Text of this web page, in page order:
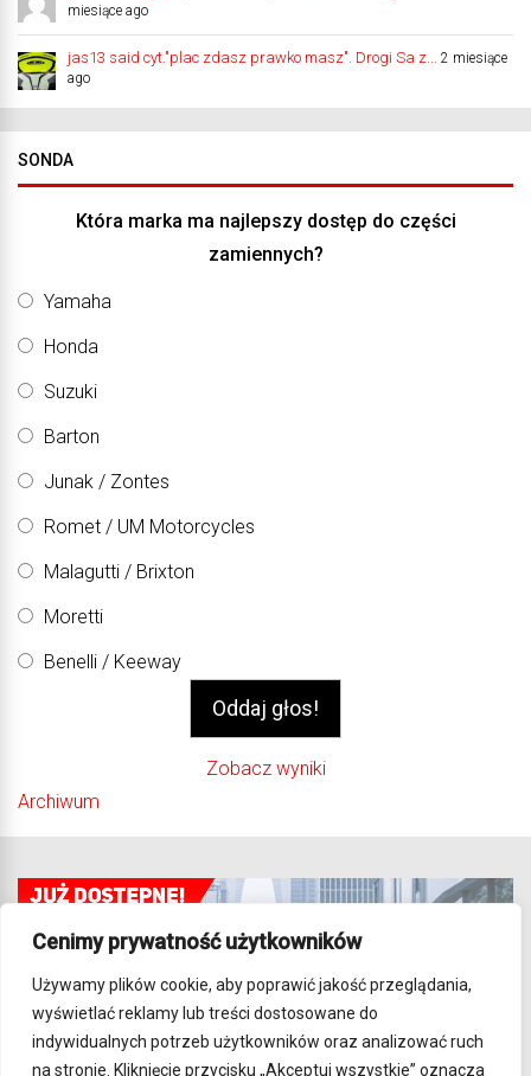
Cenimy prywatność użytkowników
Używamy plików cookie, aby poprawić jakość przeglądania,
wyświetlać reklamy lub treści dostosowane do
indywidualnych potrzeb użytkowników oraz analizować ruch
na stronie. Kliknięcie przycisku „Akceptuj wszystkie” oznacza
miesiące ago
jas13 said cyt."plac zdasz prawko masz". Drogi Sa z...
2 miesiące
ago
SONDA
Która marka ma najlepszy dostęp do części
zamiennych?
Yamaha
Honda
Suzuki
Barton
Junak / Zontes
Romet / UM Motorcycles
Malagutti / Brixton
Moretti
Benelli / Keeway
Zobacz wyniki
Archiwum